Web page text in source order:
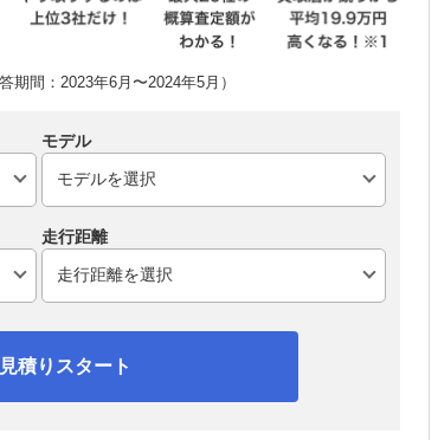
間：2023年6月〜2024年5月）
モデル
走行距離
見積りスタート